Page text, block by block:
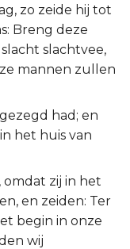
zo zeide hij tot
Breng deze
slachtvee,
mannen zullen
had; en
het huis van
omdat zij in het
en zeiden: Ter
begin in onze
wij